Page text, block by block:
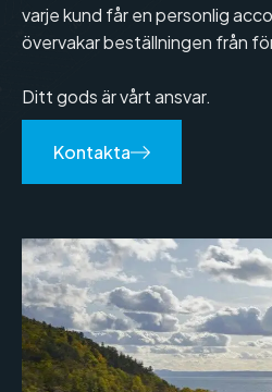
varje kund får en personlig
övervakar beställningen från
Ditt gods är vårt ansvar.
Kontakta